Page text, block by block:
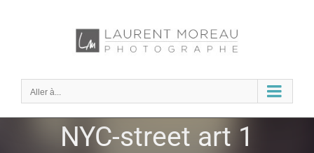
Aller à...
NYC-street art 1